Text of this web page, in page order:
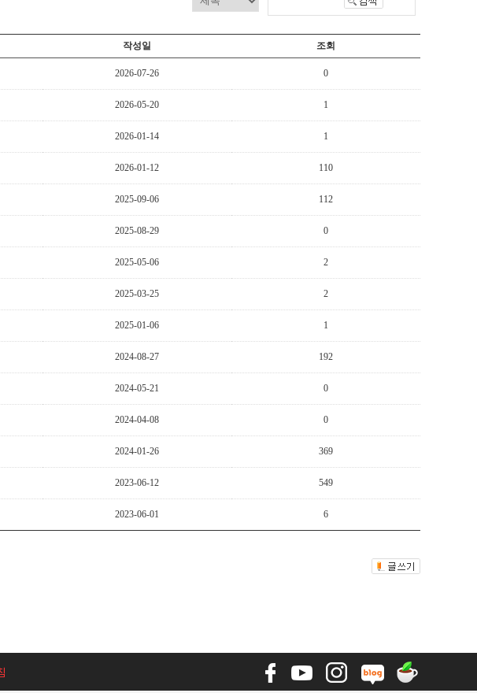
작성일 조회
2026-07-26 0
2026-05-20 1
2026-01-14 1
2026-01-12 110
2025-09-06 112
2025-08-29 0
2025-05-06 2
2025-03-25 2
2025-01-06 1
2024-08-27 192
2024-05-21 0
2024-04-08 0
2024-01-26 369
2023-06-12 549
2023-06-01 6